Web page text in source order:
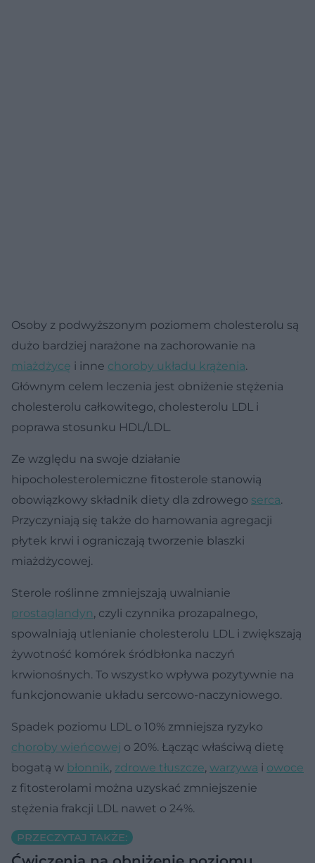
Osoby z podwyższonym poziomem cholesterolu są
dużo bardziej narażone na zachorowanie na
miażdżycę i inne choroby układu krążenia.
Głównym celem leczenia jest obniżenie stężenia
cholesterolu całkowitego, cholesterolu LDL i
poprawa stosunku HDL/LDL.
Ze względu na swoje działanie
hipocholesterolemiczne fitosterole stanowią
obowiązkowy składnik diety dla zdrowego serca.
Przyczyniają się także do hamowania agregacji
płytek krwi i ograniczają tworzenie blaszki
miażdżycowej.
Sterole roślinne zmniejszają uwalnianie
prostaglandyn, czyli czynnika prozapalnego,
spowalniają utlenianie cholesterolu LDL i zwiększają
żywotność komórek śródbłonka naczyń
krwionośnych. To wszystko wpływa pozytywnie na
funkcjonowanie układu sercowo-naczyniowego.
Spadek poziomu LDL o 10% zmniejsza ryzyko
choroby wieńcowej o 20%. Łącząc właściwą dietę
bogatą w błonnik, zdrowe tłuszcze, warzywa i owoce
z fitosterolami można uzyskać zmniejszenie
stężenia frakcji LDL nawet o 24%.
PRZECZYTAJ TAKŻE: